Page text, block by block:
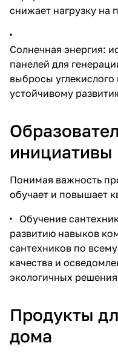
снижает нагрузку
Солнечная энергия:
панелей для
выбросы углекислого
устойчивому
инициативы
Понимая важность
обучает и повышает
Обучение
развитию навыков
сантехников по
качества и
экологичных
Продукты
дома